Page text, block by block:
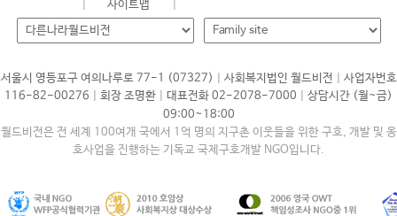
사이트맵
서울시 영등포구 여의나루로 77-1 (07327) 사회복지법인 월드비전
사업자번호
116-82-00276
회장 조명환 대표전화 02-2078-7000
상담시간 (월~금)
09:00~18:00
월드비전은 전 세계 100여개 국에서 1억 명의 지구촌 이웃들을 위한 구호, 개발 및 옹
호사업을 진행하는 기독교 국제구호개발 NGO입니다.